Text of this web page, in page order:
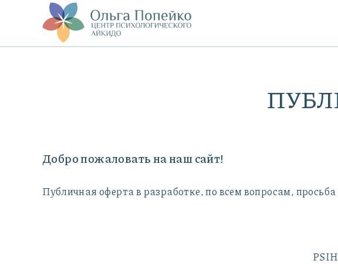
Добро пожаловать на наш сайт!
Публичная оферта в разработке, по всем вопросам,